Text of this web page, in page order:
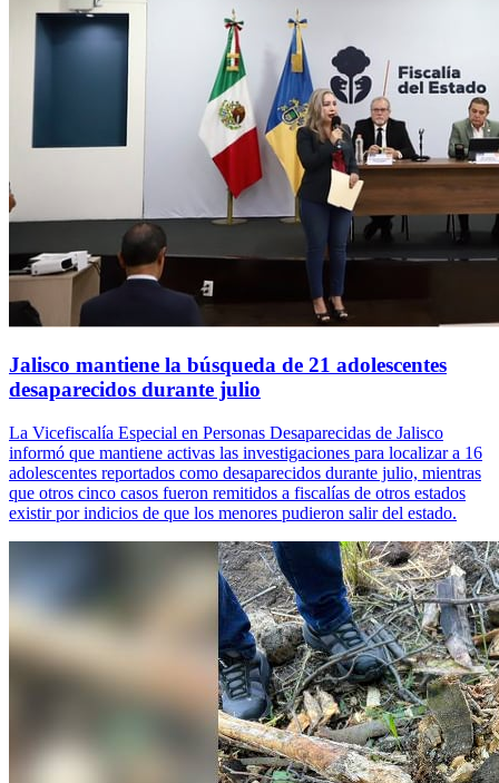
Jalisco mantiene la búsqueda de 21 adolescentes
desaparecidos durante julio
La Vicefiscalía Especial en Personas Desaparecidas de Jalisco
informó que mantiene activas las investigaciones para localizar a 16
adolescentes reportados como desaparecidos durante julio, mientras
que otros cinco casos fueron remitidos a fiscalías de otros estados
existir por indicios de que los menores pudieron salir del estado.